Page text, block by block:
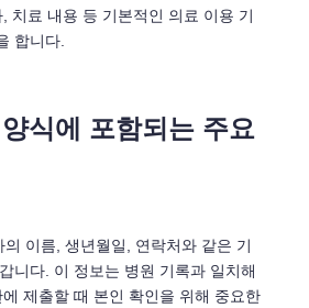
치료 내용 등 기본적인 의료 이용 기
합니다.
식에 포함되는 주요
이름, 생년월일, 연락처와 같은 기
니다. 이 정보는 병원 기록과 일치해
제출할 때 본인 확인을 위해 중요한